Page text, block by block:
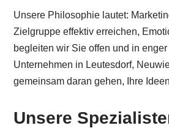
Unsere Philosophie lautet:
Zielgruppe effektiv erreichen,
begleiten wir Sie offen und in
Unternehmen in Leutesdorf,
gemeinsam daran gehen, Ihre
Unsere